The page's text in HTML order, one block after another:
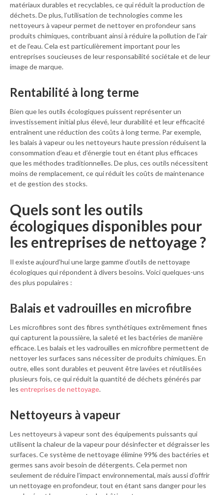
matériaux durables et recyclables, ce qui réduit la production de
déchets. De plus, l’utilisation de technologies comme les
nettoyeurs à vapeur permet de nettoyer en profondeur sans
produits chimiques, contribuant ainsi à réduire la pollution de l’air
et de l’eau. Cela est particulièrement important pour les
entreprises soucieuses de leur responsabilité sociétale et de leur
image de marque.
Rentabilité à long terme
Bien que les outils écologiques puissent représenter un
investissement initial plus élevé, leur durabilité et leur efficacité
entraînent une réduction des coûts à long terme. Par exemple,
les balais à vapeur ou les nettoyeurs haute pression réduisent la
consommation d’eau et d’énergie tout en étant plus efficaces
que les méthodes traditionnelles. De plus, ces outils nécessitent
moins de remplacement, ce qui réduit les coûts de maintenance
et de gestion des stocks.
Quels sont les outils
écologiques disponibles pour
les entreprises de nettoyage ?
Il existe aujourd’hui une large gamme d’outils de nettoyage
écologiques qui répondent à divers besoins. Voici quelques-uns
des plus populaires :
Balais et vadrouilles en microfibre
Les microfibres sont des fibres synthétiques extrêmement fines
qui capturent la poussière, la saleté et les bactéries de manière
efficace. Les balais et les vadrouilles en microfibre permettent de
nettoyer les surfaces sans nécessiter de produits chimiques. En
outre, elles sont durables et peuvent être lavées et réutilisées
plusieurs fois, ce qui réduit la quantité de déchets générés par
les entreprises de nettoyage.
Nettoyeurs à vapeur
Les nettoyeurs à vapeur sont des équipements puissants qui
utilisent la chaleur de la vapeur pour désinfecter et dégraisser les
surfaces. Ce système de nettoyage élimine 99% des bactéries et
germes sans avoir besoin de détergents. Cela permet non
seulement de réduire l’impact environnemental, mais aussi d’offrir
un nettoyage en profondeur, tout en étant sans danger pour les